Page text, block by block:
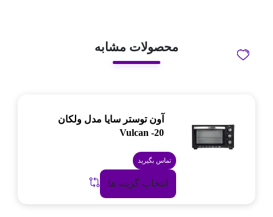
محصولات مشابه
آون توستر سایا مدل ولکان
Vulcan -20
تماس بگیرید
انتخاب گزینه ها